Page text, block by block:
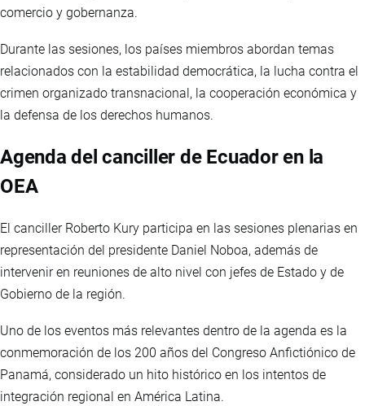
comercio y gobernanza.
Durante las sesiones, los países miembros abordan temas
relacionados con la estabilidad democrática, la lucha contra el
crimen organizado transnacional, la cooperación económica y
la defensa de los derechos humanos.
Agenda del canciller de Ecuador en la
OEA
El canciller Roberto Kury participa en las sesiones plenarias en
representación del presidente Daniel Noboa, además de
intervenir en reuniones de alto nivel con jefes de Estado y de
Gobierno de la región.
Uno de los eventos más relevantes dentro de la agenda es la
conmemoración de los 200 años del Congreso Anfictiónico de
Panamá, considerado un hito histórico en los intentos de
integración regional en América Latina.